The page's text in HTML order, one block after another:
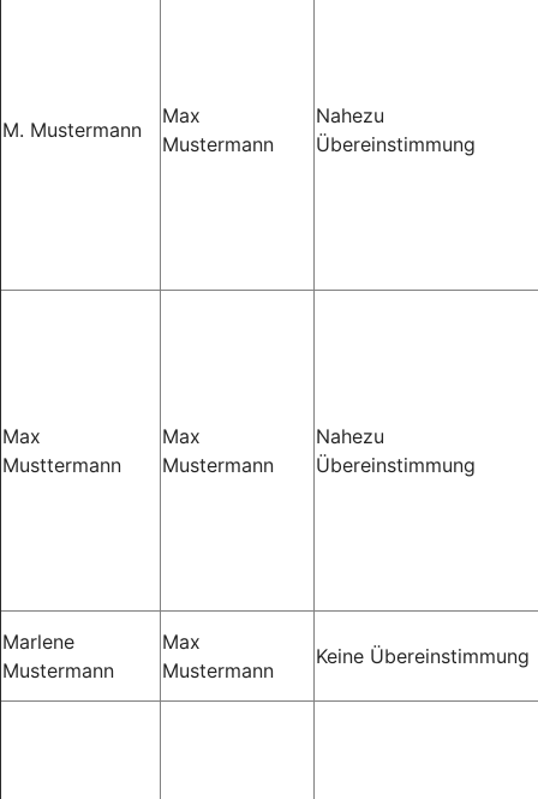
M. Mustermann
Max
Mustermann
Nahezu
Übereinstimmung
Max
Musttermann
Max
Mustermann
Nahezu
Übereinstimmung
Marlene
Mustermann
Max
Mustermann
Keine Übereinstimmung